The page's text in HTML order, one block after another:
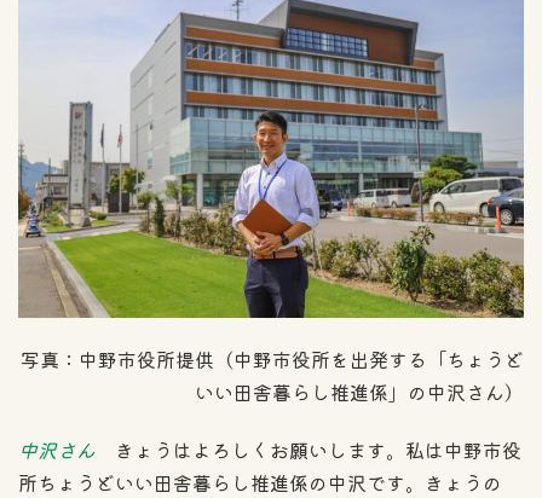
写真：中野市役所提供（中野市役所を出発する「ちょうど
いい田舎暮らし推進係」の中沢さん）
中沢さん きょうはよろしくお願いします。私は中野市役
所ちょうどいい田舎暮らし推進係の中沢です。きょうの